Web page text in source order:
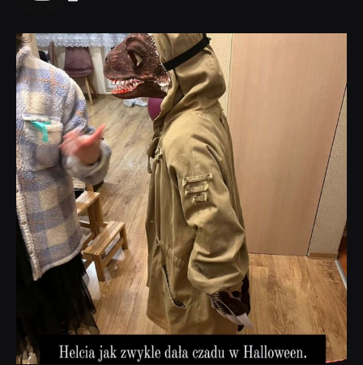
dobryhorror
Lis 1